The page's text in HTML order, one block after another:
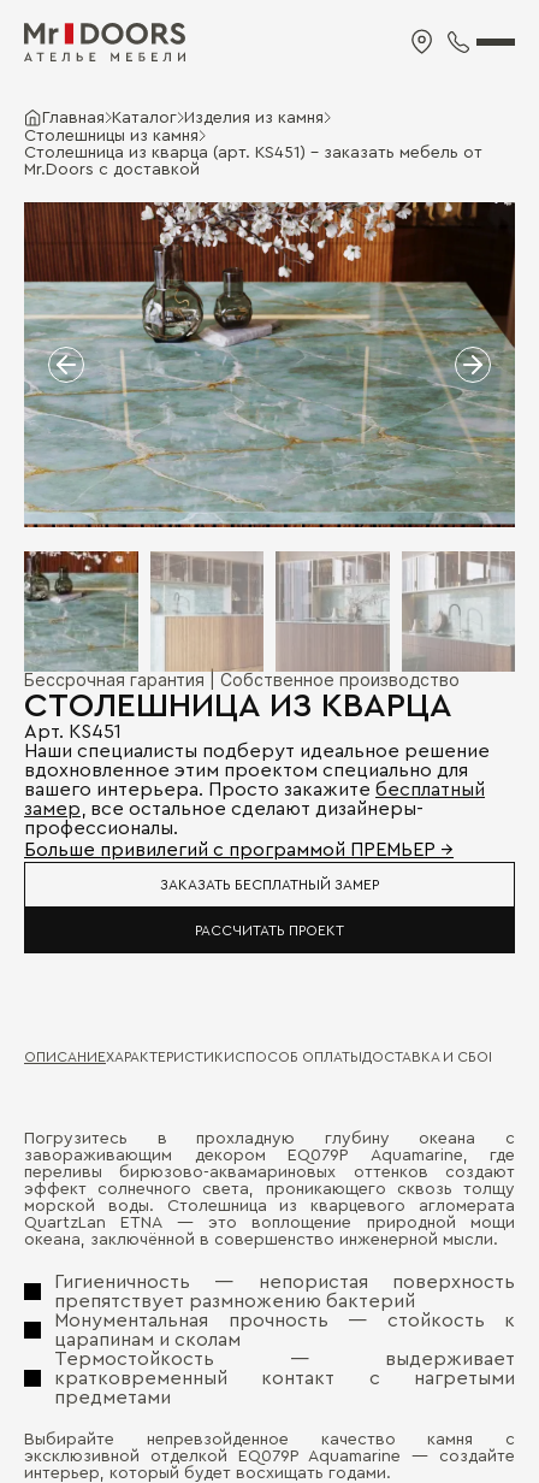
Главная Каталог Изделия из камня
Столешницы из камня
Cтолешница из кварца (арт. KS451) - заказать мебель от
Mr.Doors с доставкой
Бессрочная гарантия | Собственное производство
CТОЛЕШНИЦА ИЗ КВАРЦА
Арт. KS451
Наши специалисты подберут идеальное решение
вдохновленное этим проектом специально для
вашего интерьера. Просто закажите бесплатный
замер , все остальное сделают дизайнеры-
профессионалы.
Больше привилегий с программой ПРЕМЬЕР →
ЗАКАЗАТЬ БЕСПЛАТНЫЙ ЗАМЕР
РАССЧИТАТЬ ПРОЕКТ
ОПИСАНИЕХАРАКТЕРИСТИКИСПОСОБ ОПЛАТЫДОСТАВКА И СБОРКА
Погрузитесь в прохладную глубину океана с
завораживающим декором EQ079P Aquamarine, где
переливы бирюзово-аквамариновых оттенков создают
эффект солнечного света, проникающего сквозь толщу
морской воды. Столешница из кварцевого агломерата
QuartzLan ETNA — это воплощение природной мощи
океана, заключённой в совершенство инженерной мысли.
Гигиеничность — непористая поверхность
препятствует размножению бактерий
Монументальная прочность — стойкость к
царапинам и сколам
Термостойкость — выдерживает
кратковременный контакт с нагретыми
предметами
Выбирайте непревзойденное качество камня с
эксклюзивной отделкой EQ079P Aquamarine — создайте
интерьер, который будет восхищать годами.